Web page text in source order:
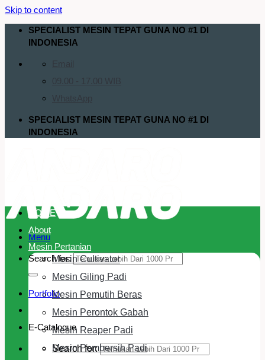
Skip to content
SPECIALIST MESIN TEPAT GUNA NO #1 DI
INDONESIA
SPECIALIST MESIN TEPAT GUNA NO #1 DI
INDONESIA
Menu
Search for:
Portfolio
E-Cataloque
Search for:
HOME
About
Mesin Pertanian
Mesin Cultivator
Mesin Giling Padi
Mesin Pemutih Beras
Mesin Perontok Gabah
Mesin Reaper Padi
Mesin Pembersih Padi